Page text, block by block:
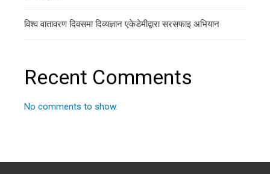
विश्व वातावरण दिवसमा दिव्यज्ञान एकेडेमीद्वारा सरसफाइ अभियान
Recent Comments
No comments to show.